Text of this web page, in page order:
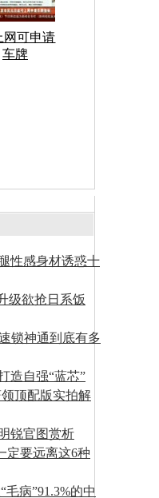
网可申请
车牌
性感身材诱惑十
级欲抢日系饭
锁神通到底有多
造自强“蓝芯”
顶配版实拍解
锐官图赏析
定要远离这6种
病”91.3%的中